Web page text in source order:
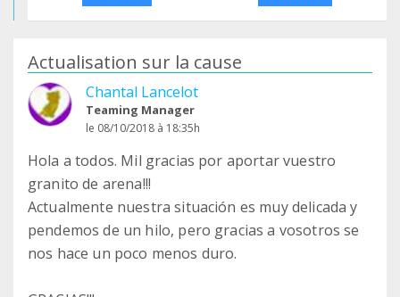
Actualisation sur la cause
Chantal Lancelot
Teaming Manager
le 08/10/2018 à 18:35h
Hola a todos. Mil gracias por aportar vuestro
granito de arena!!!
Actualmente nuestra situación es muy delicada y
pendemos de un hilo, pero gracias a vosotros se
nos hace un poco menos duro.